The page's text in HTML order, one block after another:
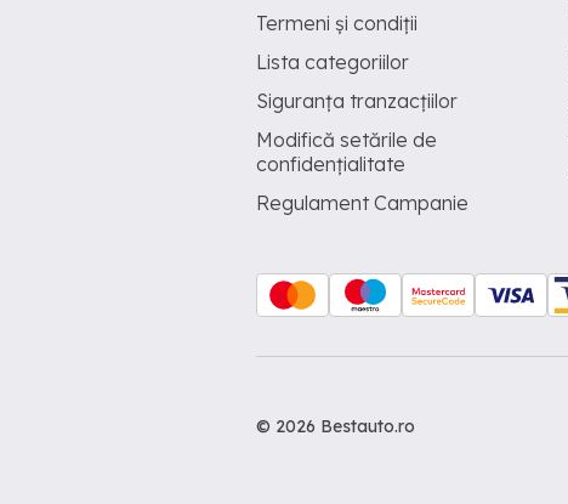
Termeni și condiții
Lista categoriilor
Siguranța tranzacțiilor
Modifică setările de
confidențialitate
Regulament Campanie
© 2026 Bestauto.ro